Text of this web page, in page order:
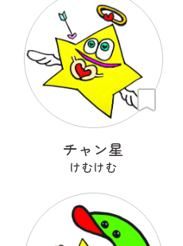
チャン星
けむけむ